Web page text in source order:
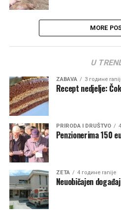
MORE
U
ZABAVA 3 године
Recept nedjelje:
PRIRODA I DRUŠTVO
Penzionerima 150
ZETA 4 године ranije
Neuobičajen